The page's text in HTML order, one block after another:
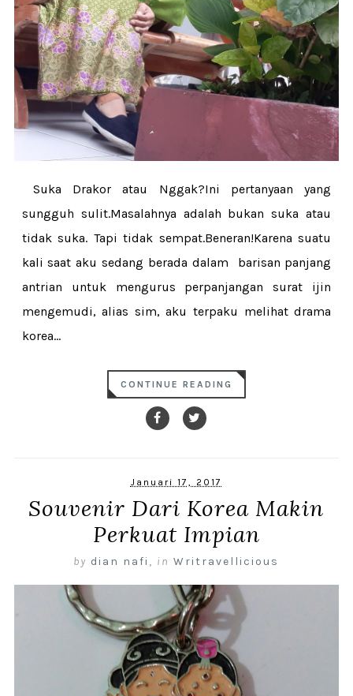
Suka Drakor atau Nggak?Ini pertanyaan yang
sungguh sulit.Masalahnya adalah bukan suka atau
tidak suka. Tapi tidak sempat.Beneran!Karena suatu
kali saat aku sedang berada dalam barisan panjang
antrian untuk mengurus perpanjangan surat ijin
mengemudi, alias sim, aku terpaku melihat drama
korea...
CONTINUE READING
Januari 17, 2017
Souvenir Dari Korea Makin
Perkuat Impian
by dian nafi , in Writravellicious